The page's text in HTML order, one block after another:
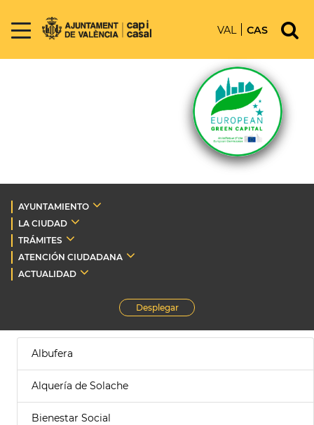
VAL CAS
AYUNTAMIENTO
LA CIUDAD
TRÁMITES
ATENCIÓN CIUDADANA
ACTUALIDAD
Desplegar
Albufera
Alquería de Solache
Bienestar Social